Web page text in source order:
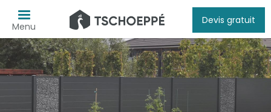
Menu
Devis gratuit